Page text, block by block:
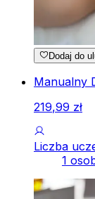
Dodaj do
Manualny
219,99 zł
Liczba
1